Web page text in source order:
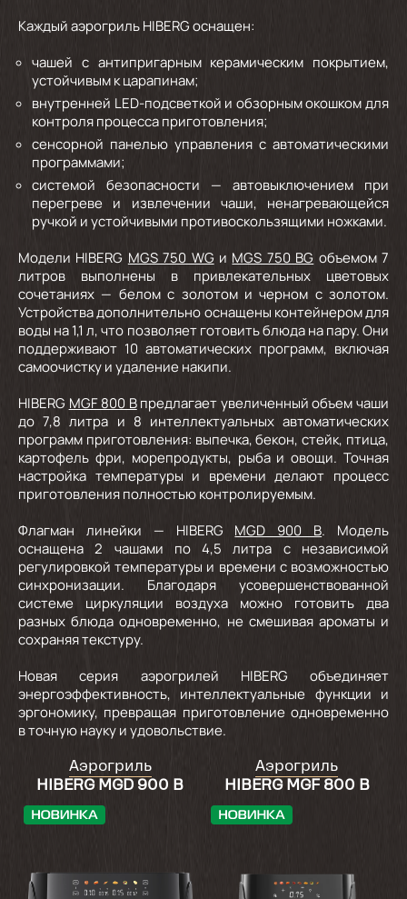
Каждый аэрогриль HIBERG оснащен:
чашей с антипригарным керамическим покрытием,
устойчивым к царапинам;
внутренней LED-подсветкой и обзорным окошком для
контроля процесса приготовления;
сенсорной панелью управления с автоматическими
программами;
системой безопасности — автовыключением при
перегреве и извлечении чаши, ненагревающейся
ручкой и устойчивыми противоскользящими ножками.
Модели HIBERG MGS 750 WG и MGS 750 BG объемом 7
литров выполнены в привлекательных цветовых
сочетаниях — белом с золотом и черном с золотом.
Устройства дополнительно оснащены контейнером для
воды на 1,1 л, что позволяет готовить блюда на пару. Они
поддерживают 10 автоматических программ, включая
самоочистку и удаление накипи.
HIBERG MGF 800 Bпредлагает увеличенный объем чаши
до 7,8 литра и 8 интеллектуальных автоматических
программ приготовления: выпечка, бекон, стейк, птица,
картофель фри, морепродукты, рыба и овощи. Точная
настройка температуры и времени делают процесс
приготовления полностью контролируемым.
Флагман линейки — HIBERG MGD 900 B. Модель
оснащена 2 чашами по 4,5 литра с независимой
регулировкой температуры и времени с возможностью
синхронизации. Благодаря усовершенствованной
системе циркуляции воздуха можно готовить два
разных блюда одновременно, не смешивая ароматы и
сохраняя текстуру.
Новая серия аэрогрилей HIBERG объединяет
энергоэффективность, интеллектуальные функции и
эргономику, превращая приготовление одновременно
в точную науку и удовольствие.
Аэрогриль
HIBERG MGD 900 B
Аэрогриль
HIBERG MGF 800 B